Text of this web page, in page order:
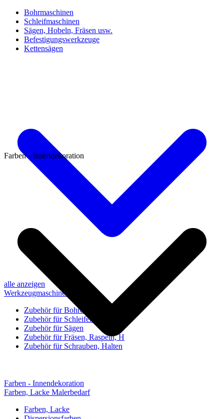
Bohrmaschinen
Schleifmaschinen
Sägen, Hobeln, Fräsen usw.
Befestigungswerkzeuge
Kettensägen
alle anzeigen
Werkzeugmaschinen-Zubehör
Zubehör für Bohren, Bohrhilfen
Zubehör für Schleifen, Poliere
Zubehör für Sägen
Zubehör für Fräsen, Raspeln, H
Zubehör für Schrauben, Halten
Farben - Innendekoration
Farben - Innendekoration
Farben, Lacke Malerbedarf
Farben, Lacke